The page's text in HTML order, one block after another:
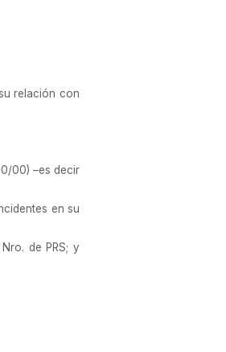
relación con
00) –es decir
en su
de PRS; y